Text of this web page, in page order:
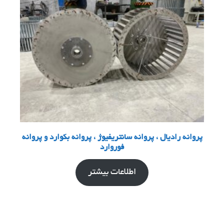
پروانه رادیال ، پروانه سانتریفیوژ ، پروانه بکوارد و پروانه
فوروارد
اطلاعات بیشتر